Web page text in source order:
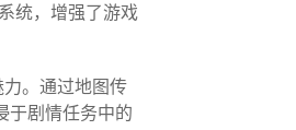
统，增强了游戏
。通过地图传
于剧情任务中的